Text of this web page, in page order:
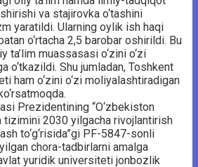
va stajirovka o‘tashini
yaratildi. Ularning oylik ish haqi
o‘rtacha 2,5 barobar oshirildi. Bu
ta’lim muassasasi o‘zini o‘zi
o‘tkazildi. Shu jumladan, Toshkent
ham o‘zini o‘zi moliyalashtiradigan
Prezidentining “O‘zbekiston
tizimini 2030 yilgacha rivojlantirish
to‘g‘risida”gi PF-5847-sonli
chora-tadbirlarni amalga
yuridik universiteti jonbozlik